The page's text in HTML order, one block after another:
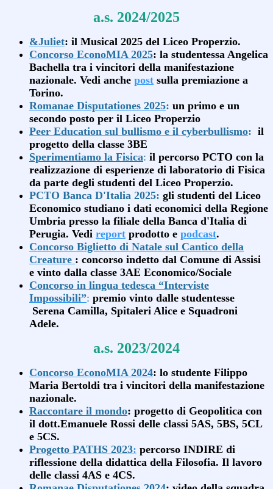
a.s. 2024/2025
&Juliet: il Musical 2025 del Liceo Properzio.
Concorso EconoMIA 2025: la studentessa Angelica
Bachella tra i vincitori della manifestazione
nazionale. Vedi anche post sulla premiazione a
Torino.
Romanae Disputationes 2025: un primo e un
secondo posto per il Liceo Properzio
Peer Education sul bullismo e il cyberbullismo: il
progetto della classe 3BE
Sperimentiamo la Fisica: il percorso PCTO con la
realizzazione di esperienze di laboratorio di Fisica
da parte degli studenti del Liceo Properzio.
PCTO Banca D'Italia 2025: gli studenti del Liceo
Economico studiano i dati economici della Regione
Umbria presso la filiale della Banca d'Italia di
Perugia. Vedi report prodotto e podcast.
Concorso Biglietto di Natale sul Cantico della
Creature : concorso indetto dal Comune di Assisi
e vinto dalla classe 3AE Economico/Sociale
Concorso in lingua tedesca “Interviste
Impossibili”: premio vinto dalle studentesse
Serena Camilla, Spitaleri Alice e Squadroni
Adele.
a.s. 2023/2024
Concorso EconoMIA 2024: lo studente Filippo
Maria Bertoldi tra i vincitori della manifestazione
nazionale.
Raccontare il mondo: progetto di Geopolitica con
il dott.Emanuele Rossi delle classi 5AS, 5BS, 5CL
e 5CS.
Progetto PATHS 2023: percorso INDIRE di
riflessione della didattica della Filosofia. Il lavoro
delle classi 4AS e 4CS.